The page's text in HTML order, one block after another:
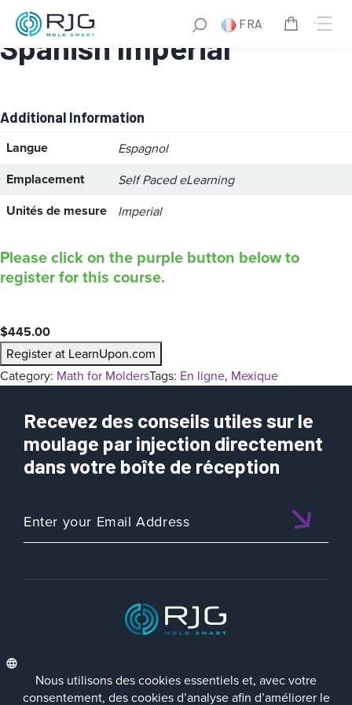
FRA
Math for Molders –
Spanish Imperial
Additional Information
Langue Espagnol
Emplacement Self Paced eLearning
Unités de mesure Imperial
Please click on the purple button below to
register for this course.
$445.00
Register at LearnUpon.com
Category: Math for MoldersTags: En ligne, Mexique
Recevez des conseils utiles sur le
moulage par injection directement
dans votre boîte de réception